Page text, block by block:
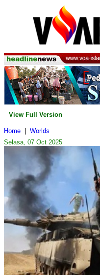
View Full Version
Home
Worlds
Selasa, 07 Oct 2025